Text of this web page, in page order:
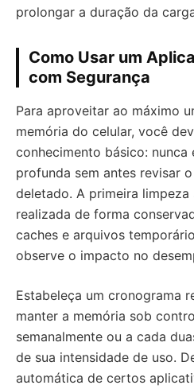
prolongar a duração da
Como Usar um
com Segurança
Para aproveitar ao máximo
memória do celular, você
conhecimento básico: nunca
profunda sem antes revisar
deletado. A primeira limpeza
realizada de forma
caches e arquivos
observe o impacto no
Estabeleça um cronograma
manter a memória sob
semanalmente ou a cada
de sua intensidade de uso.
automática de certos